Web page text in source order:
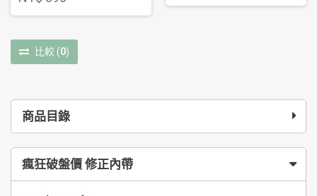
商品目錄
瘋狂破盤價 修正內帶
比較 (0)